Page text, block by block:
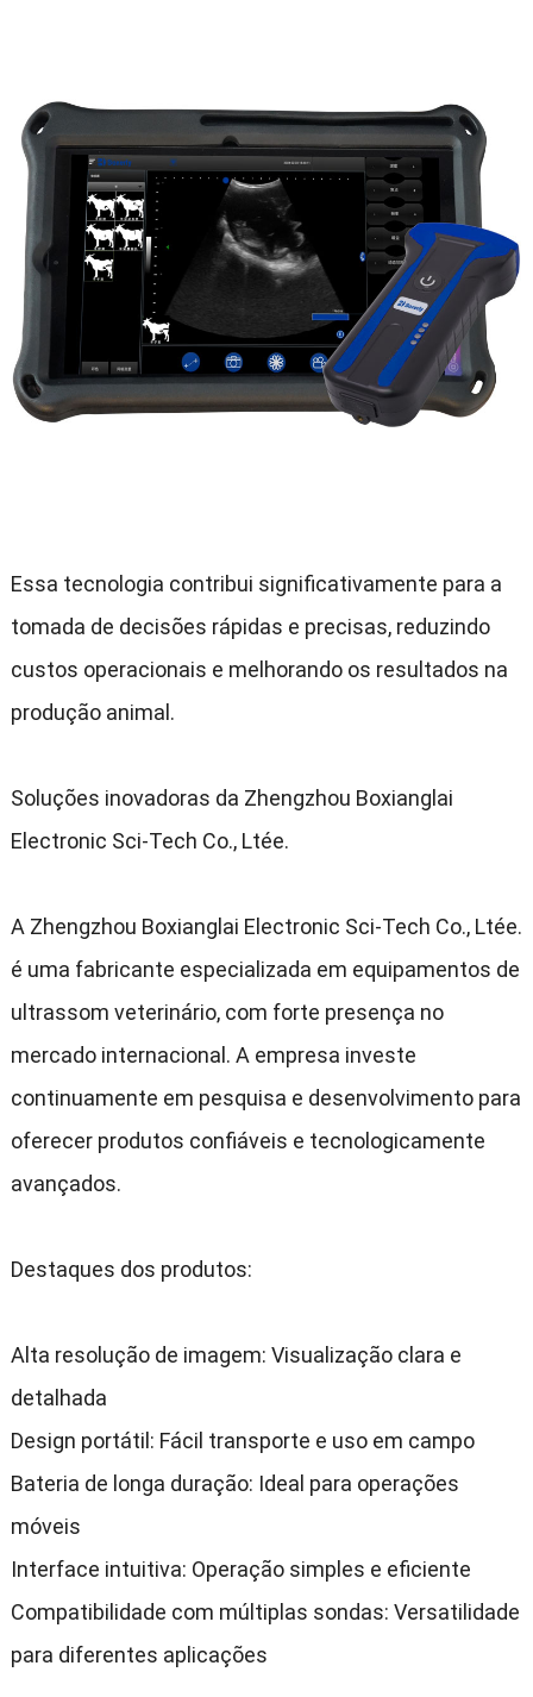
Essa tecnologia contribui significativamente para a
tomada de decisões rápidas e precisas, reduzindo
custos operacionais e melhorando os resultados na
produção animal .
Soluções inovadoras da Zhengzhou Boxianglai
Electronic Sci-Tech Co., Ltée.
A Zhengzhou Boxianglai Electronic Sci-Tech Co., Ltée.
é uma fabricante especializada em equipamentos de
ultrassom veterinário, com forte presença no
mercado internacional . A empresa investe
continuamente em pesquisa e desenvolvimento para
oferecer produtos confiáveis e tecnologicamente
avançados.
Destaques dos produtos:
Alta resolução de imagem: Visualização clara e
detalhada
Design portátil : Fácil transporte e uso em campo
Bateria de longa duração: Ideal para operações
móveis
Interface intuitiva: Operação simples e eficiente
Compatibilidade com múltiplas sondas: Versatilidade
para diferentes aplicações